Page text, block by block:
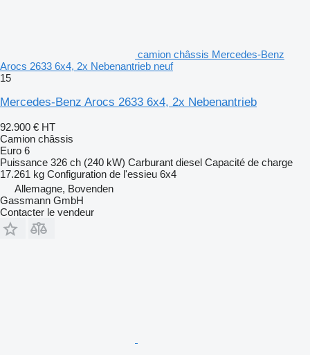
camion châssis Mercedes-Benz
Arocs 2633 6x4, 2x Nebenantrieb neuf
15
Mercedes-Benz Arocs 2633 6x4, 2x Nebenantrieb
92.900 € HT
Camion châssis
Euro 6
Puissance 326 ch (240 kW) Carburant diesel Capacité de charge
17.261 kg Configuration de l'essieu 6x4
Allemagne, Bovenden
Gassmann GmbH
Contacter le vendeur